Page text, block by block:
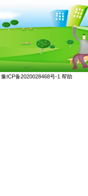
豫ICP备2020028468号-1 帮助